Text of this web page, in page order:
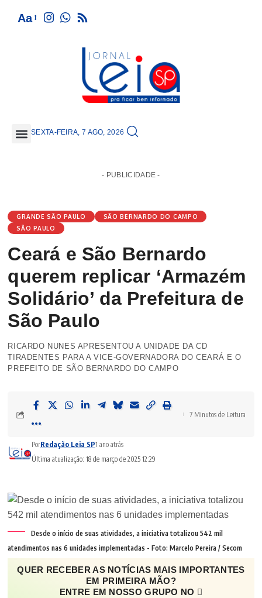
Aa
SEXTA-FEIRA, 7 AGO, 2026
- PUBLICIDADE -
GRANDE SÃO PAULO
SÃO BERNARDO DO CAMPO
SÃO PAULO
Ceará e São Bernardo
querem replicar ‘Armazém
Solidário’ da Prefeitura de
São Paulo
RICARDO NUNES APRESENTOU A UNIDADE DA CD
TIRADENTES PARA A VICE-GOVERNADORA DO CEARÁ E O
PREFEITO DE SÃO BERNARDO DO CAMPO
Última atualização: 18 de março de 2025 12:29
PorRedação Leia SP1 ano atrás
7 Minutos de Leitura
Desde o início de suas atividades, a iniciativa totalizou 542 mil
atendimentos nas 6 unidades implementadas - Foto: Marcelo Pereira / Secom
QUER RECEBER AS NOTÍCIAS MAIS IMPORTANTES
EM PRIMEIRA MÃO?
ENTRE EM NOSSO GRUPO NO